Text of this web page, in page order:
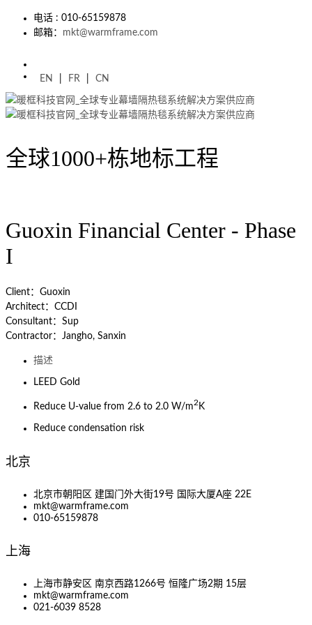
电话 : 010-65159878
邮箱： mkt@warmframe.com
EN FR CN
全球1000+栋地标工程
Guoxin Financial Center - Phase
I
Client：Guoxin
Architect：CCDI
Consultant：Sup
Contractor：Jangho, Sanxin
描述
LEED Gold
Reduce U-value from 2.6 to 2.0 W/m2 K
Reduce condensation risk
北京
北京市朝阳区 建国门外大街19号 国际大厦A座 22E
mkt@warmframe.com
010-65159878
上海
上海市静安区 南京西路1266号 恒隆广场2期 15层
mkt@warmframe.com
021-6039 8528